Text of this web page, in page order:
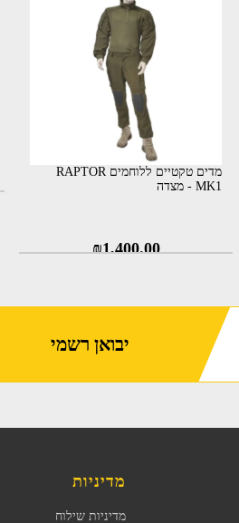
מדים טקטיים ללוחמים RAPTOR
MK1 - מצדה
₪1,400.00
יבואן רשמי
מדיניות
מדיניות שילוח